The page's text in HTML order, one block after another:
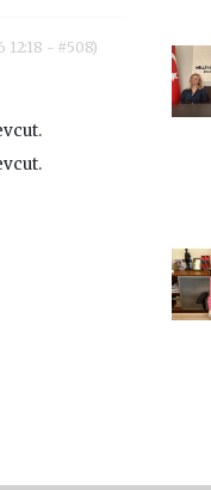
12:18 - #508)